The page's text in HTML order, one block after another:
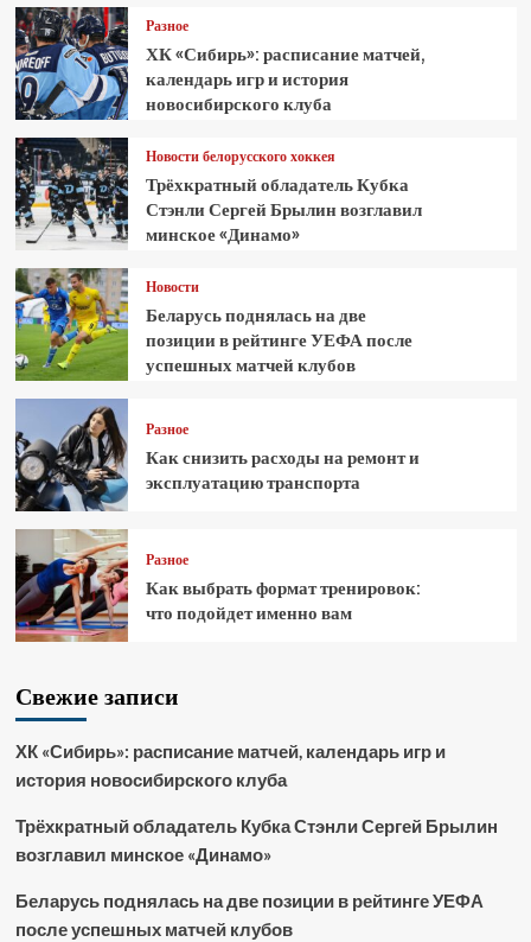
Разное
ХК «Сибирь»: расписание матчей,
календарь игр и история
новосибирского клуба
Новости белорусского хоккея
Трёхкратный обладатель Кубка
Стэнли Сергей Брылин возглавил
минское «Динамо»
Новости
Беларусь поднялась на две
позиции в рейтинге УЕФА после
успешных матчей клубов
Разное
Как снизить расходы на ремонт и
эксплуатацию транспорта
Разное
Как выбрать формат тренировок:
что подойдет именно вам
Свежие записи
ХК «Сибирь»: расписание матчей, календарь игр и
история новосибирского клуба
Трёхкратный обладатель Кубка Стэнли Сергей Брылин
возглавил минское «Динамо»
Беларусь поднялась на две позиции в рейтинге УЕФА
после успешных матчей клубов